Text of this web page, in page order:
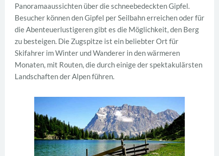
Panoramaaussichten über die schneebedeckten Gipfel.
Besucher können den Gipfel per Seilbahn erreichen oder für
die Abenteuerlustigeren gibt es die Möglichkeit, den Berg
zu besteigen. Die Zugspitze ist ein beliebter Ort für
Skifahrer im Winter und Wanderer in den wärmeren
Monaten, mit Routen, die durch einige der spektakulärsten
Landschaften der Alpen führen.